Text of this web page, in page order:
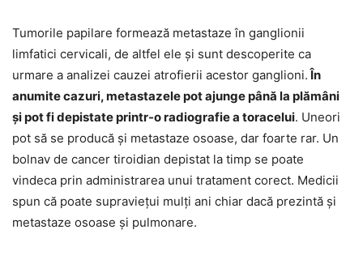
Tumorile papilare formează metastaze în ganglionii
limfatici cervicali, de altfel ele și sunt descoperite ca
urmare a analizei cauzei atrofierii acestor ganglioni.În
anumite cazuri, metastazele pot ajunge până la plămâni
și pot fi depistate printr-o radiografie a toracelui. Uneori
pot să se producă și metastaze osoase, dar foarte rar. Un
bolnav de cancer tiroidian depistat la timp se poate
vindeca prin administrarea unui tratament corect. Medicii
spun că poate supraviețui mulți ani chiar dacă prezintă și
metastaze osoase și pulmonare.